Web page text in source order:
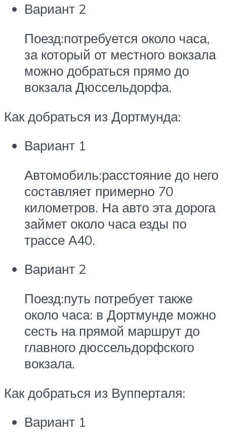
Вариант 2
Поезд:потребуется около часа,
за который от местного вокзала
можно добраться прямо до
вокзала Дюссельдорфа.
Как добраться из Дортмунда:
Вариант 1
Автомобиль:расстояние до него
составляет примерно 70
километров. На авто эта дорога
займет около часа езды по
трассе А40.
Вариант 2
Поезд:путь потребует также
около часа: в Дортмунде можно
сесть на прямой маршрут до
главного дюссельдорфского
вокзала.
Как добраться из Вупперталя:
Вариант 1